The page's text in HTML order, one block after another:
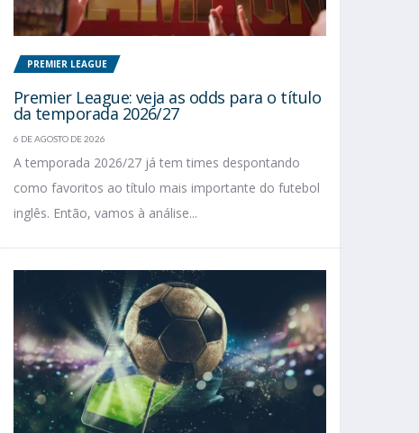
PREMIER LEAGUE
Premier League: veja as odds para o título
da temporada 2026/27
6 DE AGOSTO DE 2026
A temporada 2026/27 já tem times despontando
como favoritos ao título mais importante do futebol
inglês. Então, vamos à análise...